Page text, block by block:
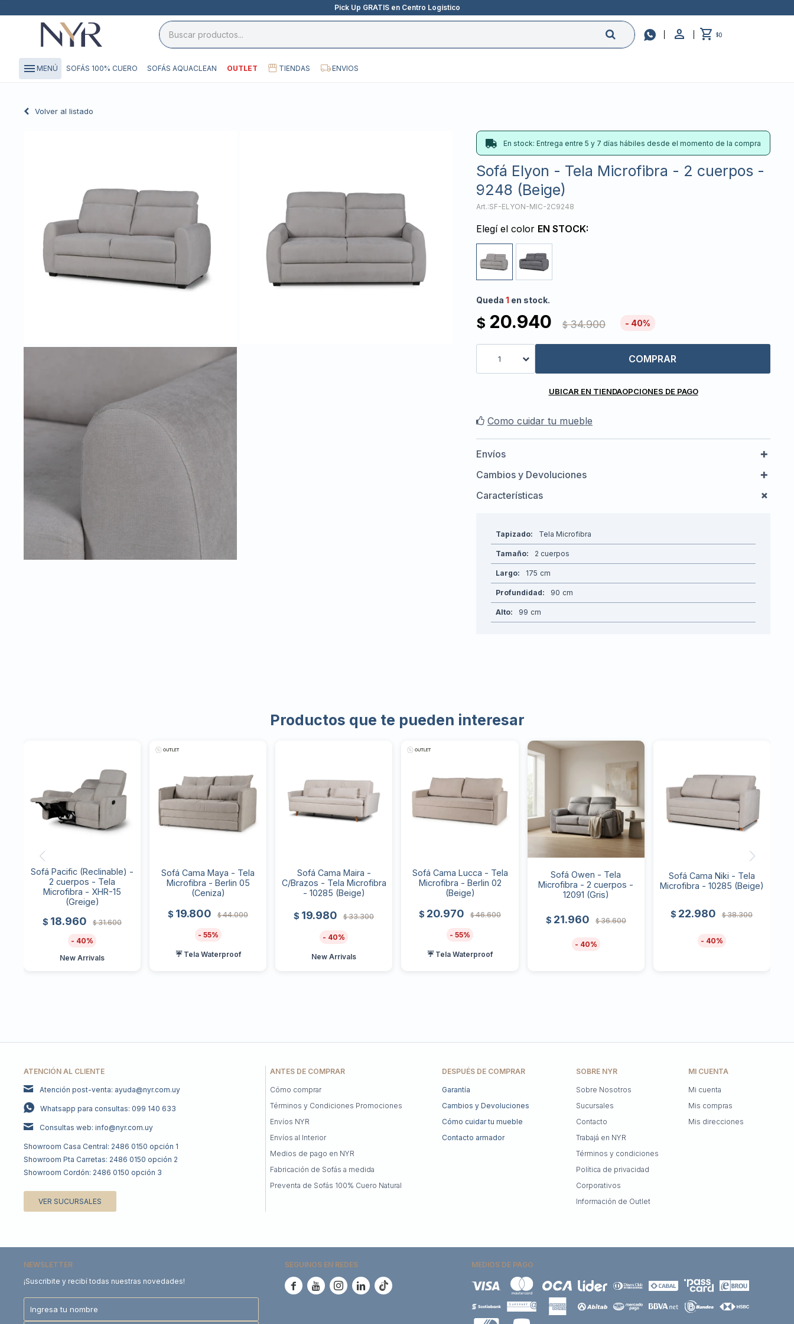
Pick Up GRATIS en Centro Logístico
 $0
menu MENÚ SOFÁS 100% CUERO SOFÁS AQUACLEAN OUTLET TIENDAS ENVIOS
Volver al listado
En stock: Entrega entre 5 y 7 días hábiles desde el momento de la compra
Sofá Elyon - Tela Microfibra - 2 cuerpos -
9248 (Beige)
SF-ELYON-MIC-2C9248
Elegí el color EN STOCK:
Queda 1 en stock.
$ 20.940 $ 34.900 40
1 COMPRAR
UBICAR EN TIENDAOPCIONES DE PAGO
Como cuidar tu mueble
Envíos
Cambios y Devoluciones
Características
Tapizado Tela Microfibra
Tamaño 2 cuerpos
Largo 175
Profundidad 90
Alto 99
Productos que te pueden interesar
Sofá Pacific (Reclinable) -
2 cuerpos - Tela
Microfibra - XHR-15
(Greige)
$ 18.960 $ 31.600
40
New Arrivals
Sofá Cama Maya - Tela
Microfibra - Berlin 05
(Ceniza)
$ 19.800 $ 44.000
55
☔ Tela Waterproof
Sofá Cama Maira -
C/Brazos - Tela Microfibra
- 10285 (Beige)
$ 19.980 $ 33.300
40
New Arrivals
Sofá Cama Lucca - Tela
Microfibra - Berlin 02
(Beige)
$ 20.970 $ 46.600
55
☔ Tela Waterproof
Sofá Owen - Tela
Microfibra - 2 cuerpos -
12091 (Gris)
$ 21.960 $ 36.600
40
Sofá Cama Niki - Tela
Microfibra - 10285 (Beige)
$ 22.980 $ 38.300
40
ATENCIÓN AL CLIENTE
Atención post-venta: ayuda@nyr.com.uy
Whatsapp para consultas: 099 140 633
Consultas web: info@nyr.com.uy
Showroom Casa Central: 2486 0150 opción 1
Showroom Pta Carretas: 2486 0150 opción 2
Showroom Cordón: 2486 0150 opción 3
VER SUCURSALES
DESPUÉS DE COMPRAR
Garantía
Cambios y Devoluciones
Cómo cuidar tu mueble
Contacto armador
SOBRE NYR
Sobre Nosotros
Sucursales
Contacto
Trabajá en NYR
Términos y condiciones
Política de privacidad
Corporativos
Información de Outlet
ANTES DE COMPRAR
Cómo comprar
Términos y Condiciones Promociones
Envíos NYR
Envíos al Interior
Medios de pago en NYR
Fabricación de Sofás a medida
Preventa de Sofás 100% Cuero Natural
MI CUENTA
Mi cuenta
Mis compras
Mis direcciones
NEWSLETTER
¡Suscribite y recibí todas nuestras novedades!
SEGUINOS EN REDES
    
MEDIOS DE PAGO
close